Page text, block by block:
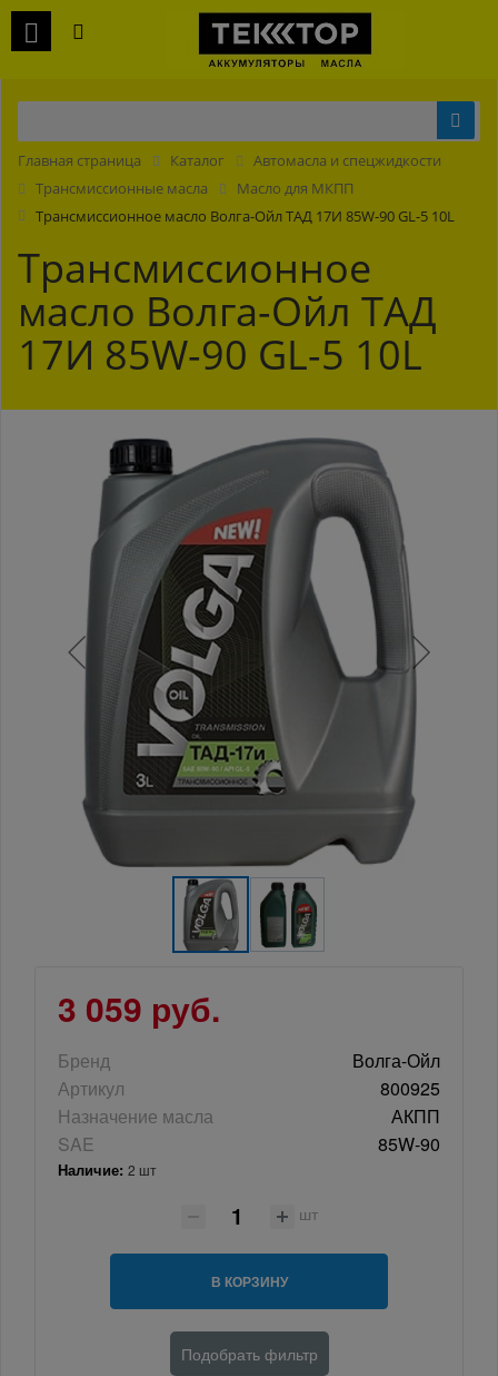
Главная страница Каталог
Автомасла и спецжидкости
Трансмиссионные масла
Масло для МКПП
Трансмиссионное масло Волга-Ойл ТАД 17И 85W-90 GL-5 10L
Трансмиссионное
масло Волга-Ойл ТАД
17И 85W-90 GL-5 10L
3 059 руб.
Бренд
Волга-Ойл
Артикул
800925
Назначение масла
АКПП
SAE
85W-90
Наличие: 2 шт
шт
В КОРЗИНУ
Подобрать фильтр